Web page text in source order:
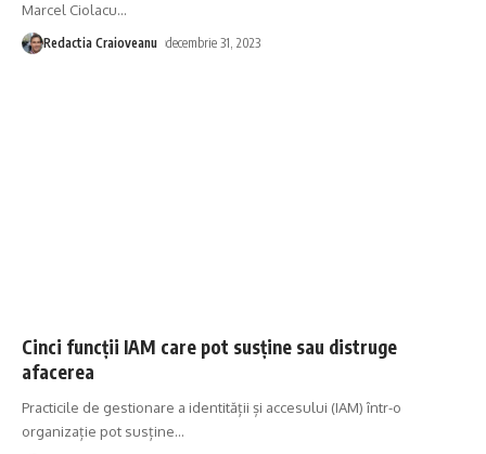
Marcel Ciolacu…
Redactia Craioveanu decembrie 31, 2023
Cinci funcții IAM care pot susține sau distruge
afacerea
Practicile de gestionare a identității și accesului (IAM) într-o
organizație pot susține…